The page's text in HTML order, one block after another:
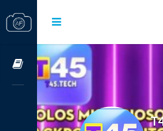
Cursos OnLine